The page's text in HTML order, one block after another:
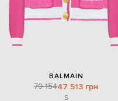
BALMAIN
79 15447 513 грн
S